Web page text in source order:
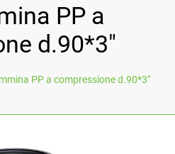
PP a
d.90*3"
PP a compressione d.90*3"